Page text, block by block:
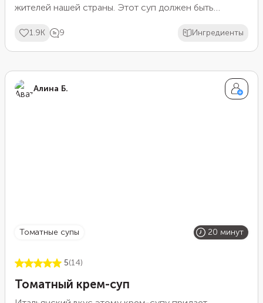
жителей нашей страны. Этот суп должен быть
косточке. Для сохранения яркого цвета добавляйте
поджарку со свеклой только в самом конце
сметаной, зеленью и чесночными гренками.
1.9K 9 Ингредиенты
Алина Б.
томатные супы 20 минут
5(14)
Томатный крем-суп